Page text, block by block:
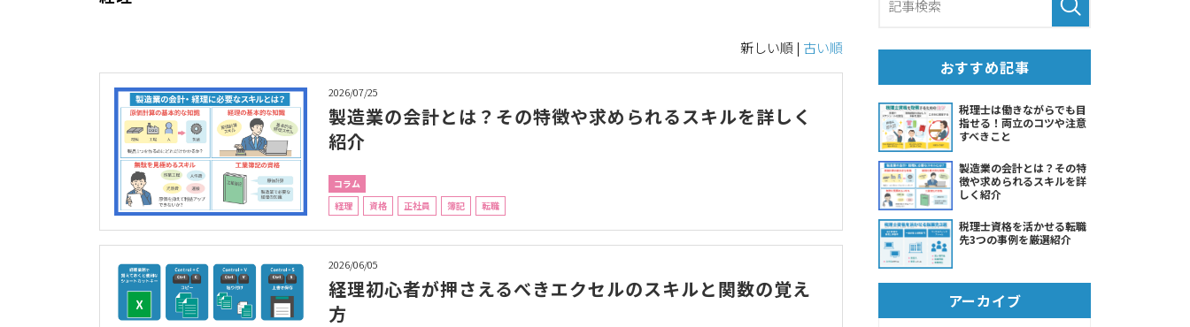
新しい順 | 古い順
2026/07/25
製造業の会計とは？その特徴や求められるスキルを詳しく
紹介
コラム
経理
資格 正社員 簿記 転職
2026/06/05
経理初心者が押さえるべきエクセルのスキルと関数の覚え
方
おすすめ記事
税理士は働きながらでも目
指せる！両立のコツや注意
すべきこと
製造業の会計とは？その特
徴や求められるスキルを詳
しく紹介
税理士資格を活かせる転職
先3つの事例を厳選紹介
アーカイブ